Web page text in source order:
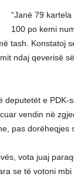
“Janë 79
100 po kemi
tash. Konstatoj
ndaj qeverisë
e PDK-
vendin në
pas dorëheqjes
vota juaj
se të votoni